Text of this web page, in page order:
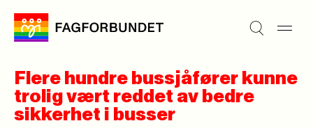
Flere hundre bussjåfører kunne
trolig vært reddet av bedre
sikkerhet i busser